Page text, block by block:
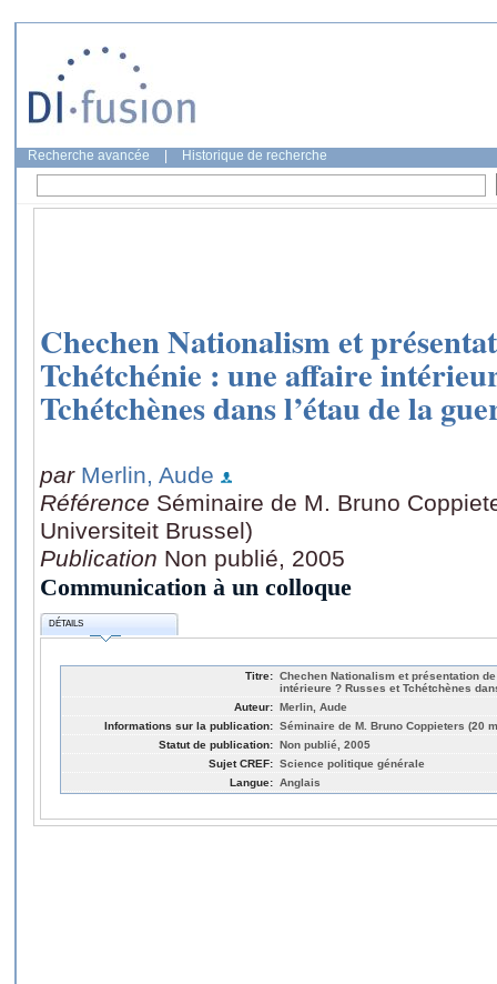
Recherche avancée Historique de recherche
Chechen Nationalism et
Tchétchénie : une affaire
Tchétchènes dans l’étau de la
par Merlin, Aude
Référence Séminaire de M. Bruno
Universiteit Brussel)
Publication Non publié, 2005
Communication à un colloque
DÉTAILS
Titre: Chechen Nationalism et présentation
intérieure ? Russes et Tchétchènes
Auteur: Merlin, Aude
Informations sur la publication: Séminaire de M. Bruno Coppieters (20
Statut de publication: Non publié, 2005
Sujet CREF: Science politique générale
Langue: Anglais